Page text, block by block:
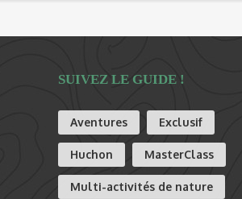
SUIVEZ LE GUIDE !
Aventures Exclusif
Huchon MasterClass
Multi-activités de nature